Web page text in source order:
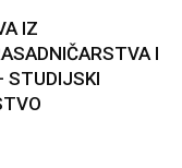
IZ
I
STUDIJSKI